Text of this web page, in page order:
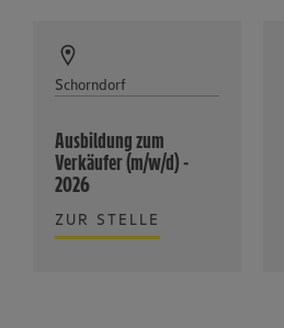
Schorndorf
Ausbildung zum
Verkäufer (m/w/d) -
2026
ZUR STELLE